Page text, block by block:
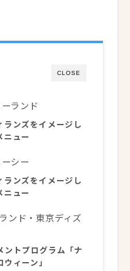
CLOSE
ランド
ランズをイメージし
ニュー
シー
ランズをイメージし
ニュー
ンド・東京ディズ
ントプログラム「ナ
ィーン」